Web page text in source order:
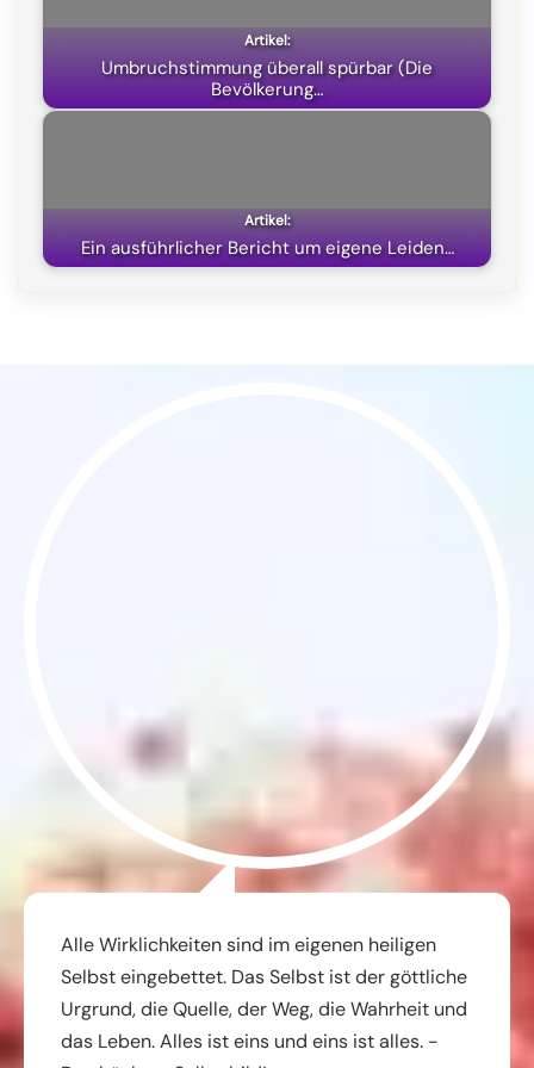
Umbruchstimmung überall spürbar (Die
Bevölkerung…
Ein ausführlicher Bericht um eigene Leiden…
Alle Wirklichkeiten sind im eigenen heiligen
Selbst eingebettet. Das Selbst ist der göttliche
Urgrund, die Quelle, der Weg, die Wahrheit und
das Leben. Alles ist eins und eins ist alles. -